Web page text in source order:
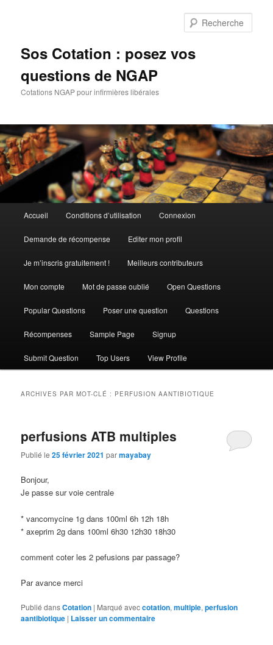
Sos Cotation : posez vos
questions de NGAP
Cotations NGAP pour infirmières libérales
principal
Accueil Conditions d’utilisation Connexion
Demande de récompense Editer mon profil
Je m’inscris gratuitement ! Meilleurs contributeurs
Mon compte Mot de passe oublié Open Questions
Popular Questions Poser une question Questions
Récompenses Sample Page Signup
Submit Question Top Users View Profile
ARCHIVES PAR MOT-CLÉ : PERFUSION AANTIBIOTIQUE
perfusions ATB multiples
Publié le25 février 2021 parmayabay
Bonjour,
Je passe sur voie centrale
* vancomycine 1g dans 100ml 6h 12h 18h
* axeprim 2g dans 100ml 6h30 12h30 18h30
comment coter les 2 pefusions par passage?
Par avance merci
Publié dansCotation | Marqué aveccotation,multiple,perfusion
aantibiotique | Laisser un commentaire